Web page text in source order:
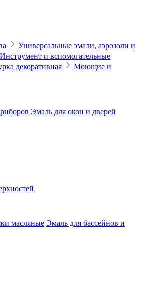
Универсальные эмали, аэрозоли и
Инструмент и вспомогательные
декоративная
Моющие и
Эмаль для окон и дверей
масляные Эмаль для бассейнов и